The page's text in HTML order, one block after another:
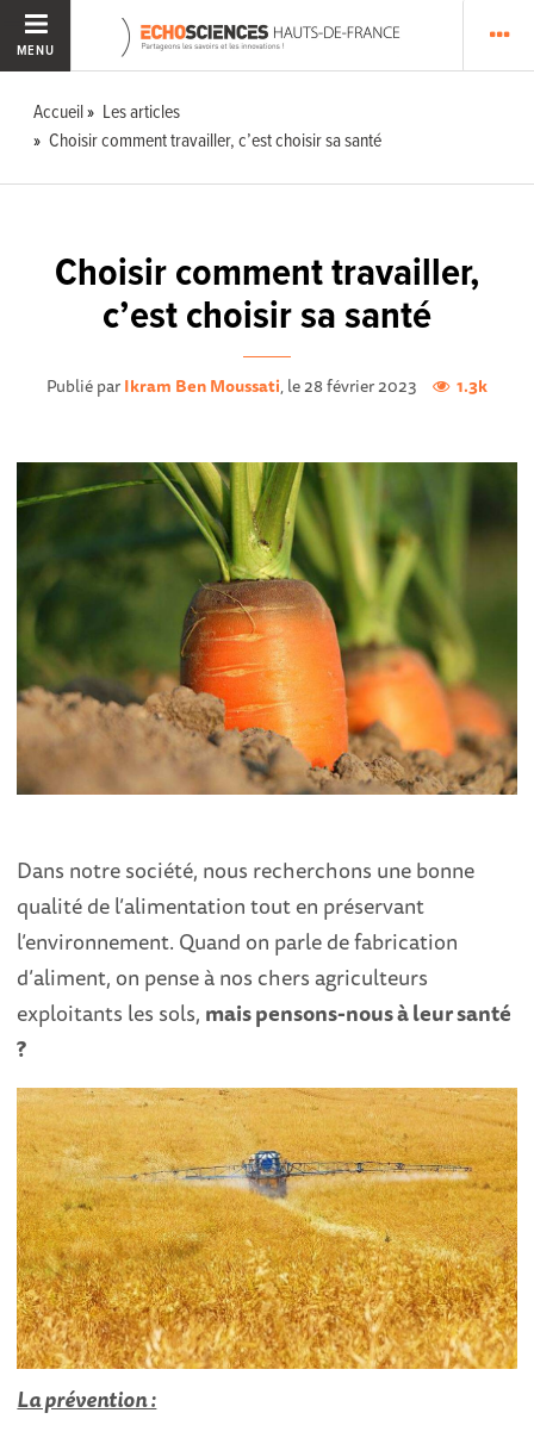
MENU
Accueil
Les articles
Choisir comment travailler, c’est choisir sa santé
Choisir comment travailler,
c’est choisir sa santé
Publié parIkram Ben Moussati, le 28 février 2023 1.3k
Dans notre société, nous recherchons une bonne
qualité de l’alimentation tout en préservant
l’environnement. Quand on parle de fabrication
d’aliment, on pense à nos chers agriculteurs
exploitants les sols, mais pensons-nous à leur santé
?
La prévention :